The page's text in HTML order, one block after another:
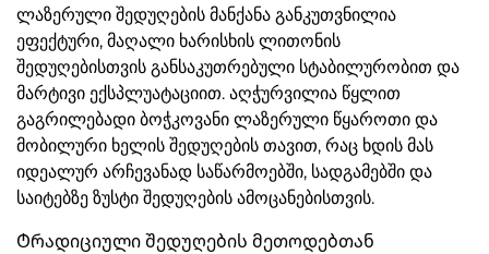
ლაზერული შედუღების მანქანა განკუთვნილია
ეფექტური, მაღალი ხარისხის ლითონის
შედუღებისთვის განსაკუთრებული სტაბილურობით და
მარტივი ექსპლუატაციით. აღჭურვილია წყლით
გაგრილებადი ბოჭკოვანი ლაზერული წყაროთი და
მობილური ხელის შედუღების თავით, რაც ხდის მას
იდეალურ არჩევანად საწარმოებში, სადგამებში და
საიტებზე ზუსტი შედუღების ამოცანებისთვის.
Ტრადიციული შედუღების მეთოდებთან